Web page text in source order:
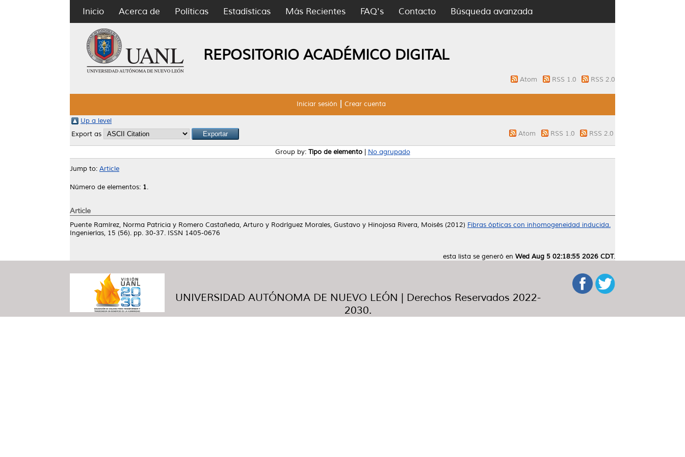
Inicio Acerca de Políticas Estadísticas Más Recientes FAQ's Contacto Búsqueda avanzada
REPOSITORIO ACADÉMICO DIGITAL
Atom RSS 1.0 RSS 2.0
Iniciar sesión Crear cuenta
Up a level
Export as
Atom RSS 1.0 RSS 2.0
Group by: Tipo de elemento| No agrupado
Jump to: Article
Número de elementos: 1.
Article
Puente Ramírez, Norma Patricia y Romero Castañeda, Arturo y Rodríguez Morales, Gustavo y Hinojosa Rivera, Moisés (2012) Fibras ópticas con inhomogeneidad inducida.
Ingenierías, 15 (56). pp. 30-37. ISSN 1405-0676
esta lista se generó en Wed Aug 5 02:18:55 2026 CDT.
UNIVERSIDAD AUTÓNOMA DE NUEVO LEÓN | Derechos Reservados 2022-
2030.